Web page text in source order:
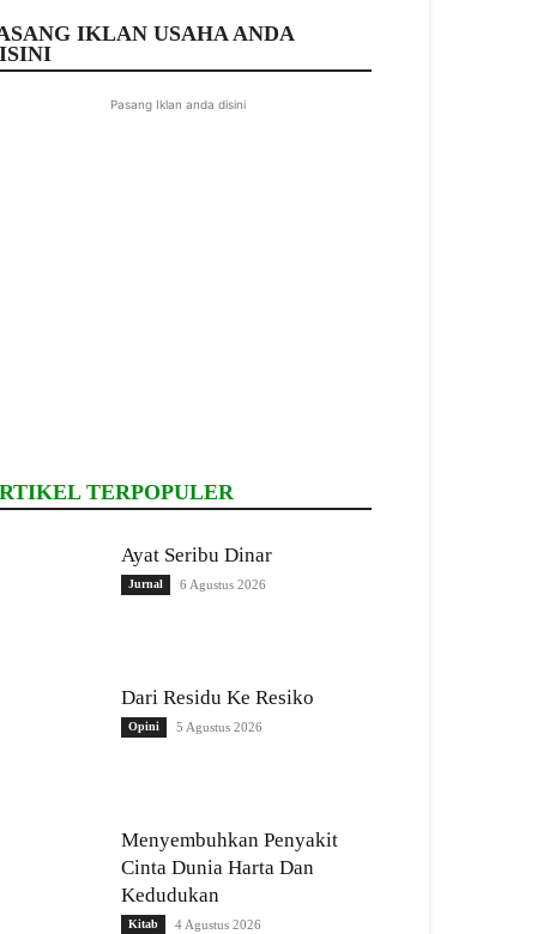
IKLAN USAHA ANDA
Pasang Iklan anda disini
TERPOPULER
Ayat Seribu Dinar
Jurnal 6 Agustus 2026
Dari Residu Ke Resiko
Opini 5 Agustus 2026
Menyembuhkan Penyakit
Cinta Dunia Harta Dan
Kedudukan
Kitab 4 Agustus 2026